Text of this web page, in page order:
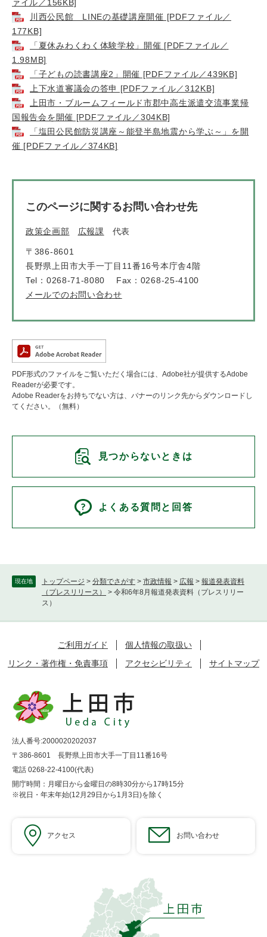
現在地 トップページ > 分類でさがす > 市政情報 > 広報 > 報道発表資料
（プレスリリース）
> 令和6年8月報道発表資料（プレスリリー
ス）
ァイル／156KB]
川西公民館 LINEの基礎講座開催 [PDFファイル／
177KB]
「夏休みわくわく体験学校」開催 [PDFファイル／
1.98MB]
「子どもの読書講座2」開催 [PDFファイル／439KB]
上下水道審議会の答申 [PDFファイル／312KB]
上田市・ブルームフィールド市郡中高生派遣交流事業帰
国報告会を開催 [PDFファイル／304KB]
「塩田公民館防災講座～能登半島地震から学ぶ～」を開
催 [PDFファイル／374KB]
このページに関するお問い合わせ先
政策企画部 広報課 代表
〒386-8601
長野県上田市大手一丁目11番16号本庁舎4階
Tel：0268-71-8080
Fax：0268-25-4100
メールでのお問い合わせ
PDF形式のファイルをご覧いただく場合には、Adobe社が提供するAdobe
Readerが必要です。
Adobe Readerをお持ちでない方は、バナーのリンク先からダウンロードし
てください。（無料）
見つからないときは
よくある質問と回答
ご利用ガイド
個人情報の取扱い
リンク・著作権・免責事項
アクセシビリティ サイトマップ
法人番号:2000020202037
〒386-8601 長野県上田市大手一丁目11番16号
電話 0268-22-4100(代表)
開庁時間：月曜日から金曜日の8時30分から17時15分
※祝日・年末年始(12月29日から1月3日)を除く
アクセス お問い合わせ